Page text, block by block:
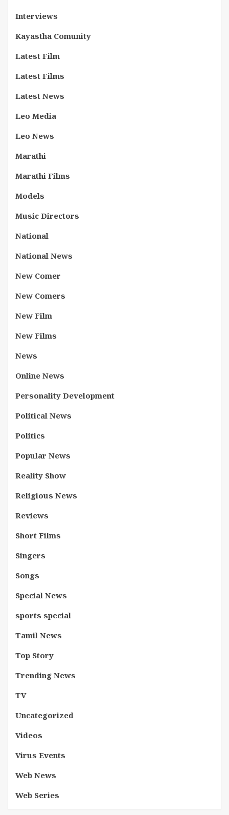
Interviews
Kayastha Comunity
Latest Film
Latest Films
Latest News
Leo Media
Leo News
Marathi
Marathi Films
Models
Music Directors
National
National News
New Comer
New Comers
New Film
New Films
News
Online News
Personality Development
Political News
Politics
Popular News
Reality Show
Religious News
Reviews
Short Films
Singers
Songs
Special News
sports special
Tamil News
Top Story
Trending News
TV
Uncategorized
Videos
Virus Events
Web News
Web Series